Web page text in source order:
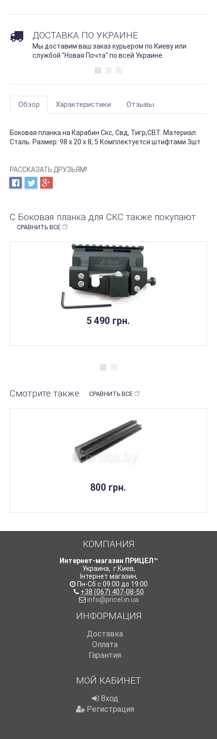
ДОСТАВКА ПО УКРАИНЕ
Мы доставим ваш заказ курьером по Киеву или
службой "Новая Почта" по всей Украине.
Обзор Характеристики Отзывы
Боковая планка на Карабин Скс, Свд, Тигр,СВТ. Материал:
Сталь. Размер: 98 х 20 х 8, 5 Комплектуется штифтами 3шт
РАССКАЗАТЬ ДРУЗЬЯМ!
С Боковая планка для СКС также покупают
СРАВНИТЬ ВСЕ
5 490 грн.
Смотрите также СРАВНИТЬ ВСЕ
800 грн.
КОМПАНИЯ
Интернет-магазин ПРИЦЕЛ™
Украина, г.Киев,
Інтернет магазин,
Пн-Сб с 09:00 до 19:00
+38 (067) 407-08-50
info@pricel.in.ua
ИНФОРМАЦИЯ
Доставка
Оплата
Гарантия
МОЙ КАБИНЕТ
Вход
Регистрация